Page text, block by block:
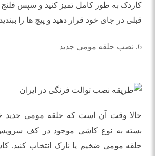
کاردک به طور کامل تمیز کنید و سپس فلنج
قبلی در جای خود قرار دهید و پیچ ها را
6. نصب حلقه مومی جدید
حالا وقت آن است که حلقه مومی جدید
بسته به نوع کاشی موجود در کف سرویس
حلقه مومی ضخیم یا نازک انتخاب کنید.